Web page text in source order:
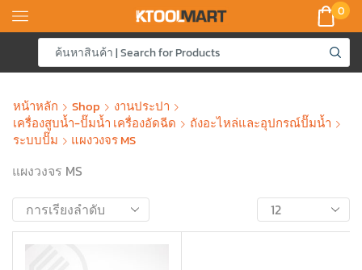
0
หน้าหลัก Shop
งานประปา
เครื่องสูบน้ำ-ปั๊มน้ำ เครื่องอัดฉีด
ถังอะไหล่และอุปกรณ์ปั๊มน้ำ
ระบบปั๊ม
แผงวงจร MS
แผงวงจร MS